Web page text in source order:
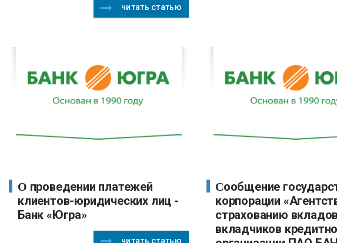
читать статью
О проведении платежей
клиентов-юридических лиц -
Банк «Югра»
читать статью
Сообщение государственной
корпорации
страхованию
вкладчиков